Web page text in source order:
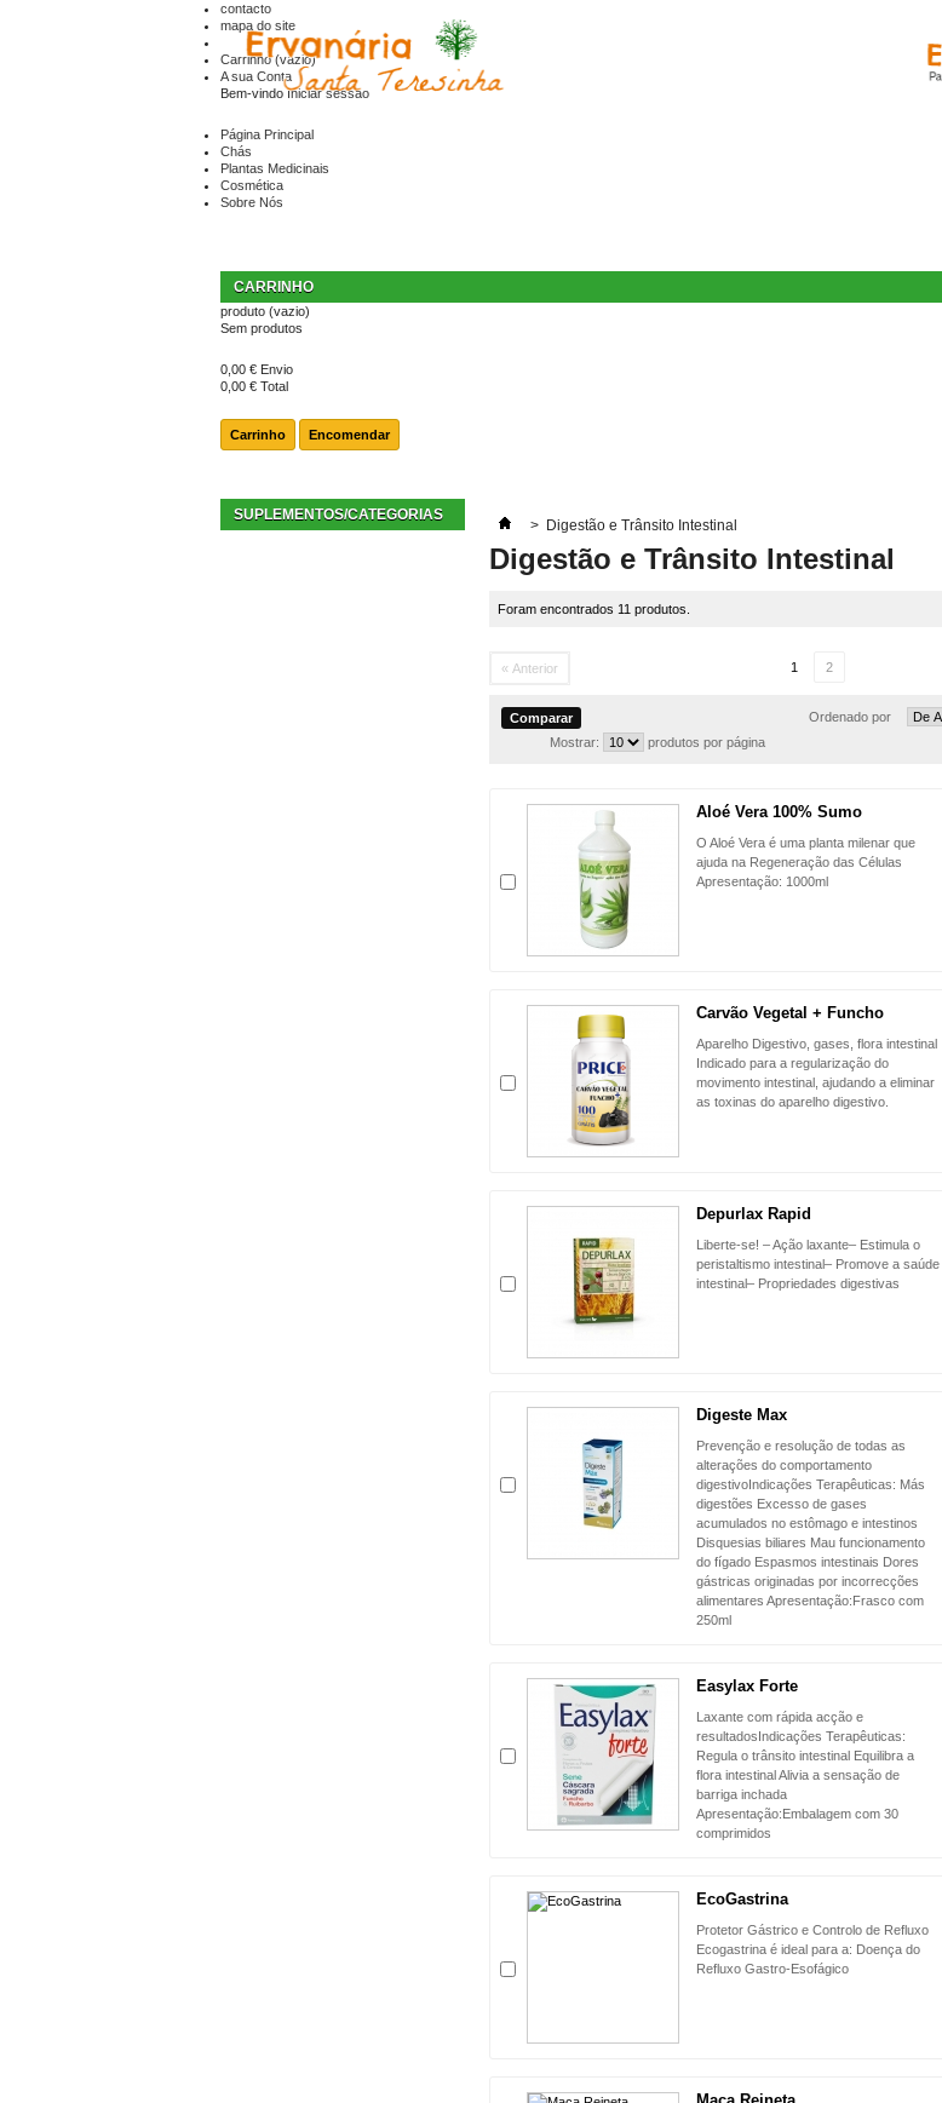
contacto
mapa do site
Carrinho(vazio)
A sua Conta
Bem-vindoIniciar sessão
Página Principal
Chás
Plantas Medicinais
Cosmética
Sobre Nós
CARRINHO
produto (vazio)
Sem produtos
0,00 € Envio
0,00 € Total
Carrinho Encomendar
SUPLEMENTOS/CATEGORIAS
> Digestão e Trânsito Intestinal
Digestão e Trânsito Intestinal
Foram encontrados 11 produtos.
« Anterior 1 2
Ordenado por
Mostrar:
produtos por página
Aloé Vera 100% Sumo
O Aloé Vera é uma planta milenar que
ajuda na Regeneração das Células
Apresentação: 1000ml
Carvão Vegetal + Funcho
Aparelho Digestivo, gases, flora intestinal
Indicado para a regularização do
movimento intestinal, ajudando a eliminar
as toxinas do aparelho digestivo.
Depurlax Rapid
Liberte-se! – Ação laxante– Estimula o
peristaltismo intestinal– Promove a saúde
intestinal– Propriedades digestivas
Digeste Max
Prevenção e resolução de todas as
alterações do comportamento
digestivoIndicações Terapêuticas: Más
digestões Excesso de gases
acumulados no estômago e intestinos
Disquesias biliares Mau funcionamento
do fígado Espasmos intestinais Dores
gástricas originadas por incorrecções
alimentares Apresentação:Frasco com
250ml
Easylax Forte
Laxante com rápida acção e
resultadosIndicações Terapêuticas:
Regula o trânsito intestinal Equilibra a
flora intestinal Alivia a sensação de
barriga inchada
Apresentação:Embalagem com 30
comprimidos
EcoGastrina
Protetor Gástrico e Controlo de Refluxo
Ecogastrina é ideal para a: Doença do
Refluxo Gastro-Esofágico